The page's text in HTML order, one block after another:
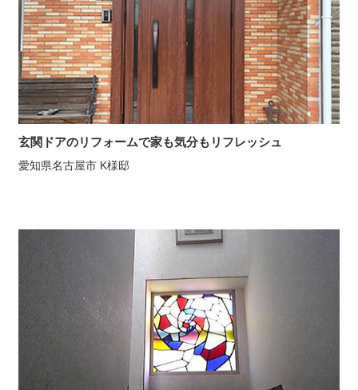
玄関ドアのリフォームで家も気分もリフレッシュ
愛知県名古屋市 K様邸